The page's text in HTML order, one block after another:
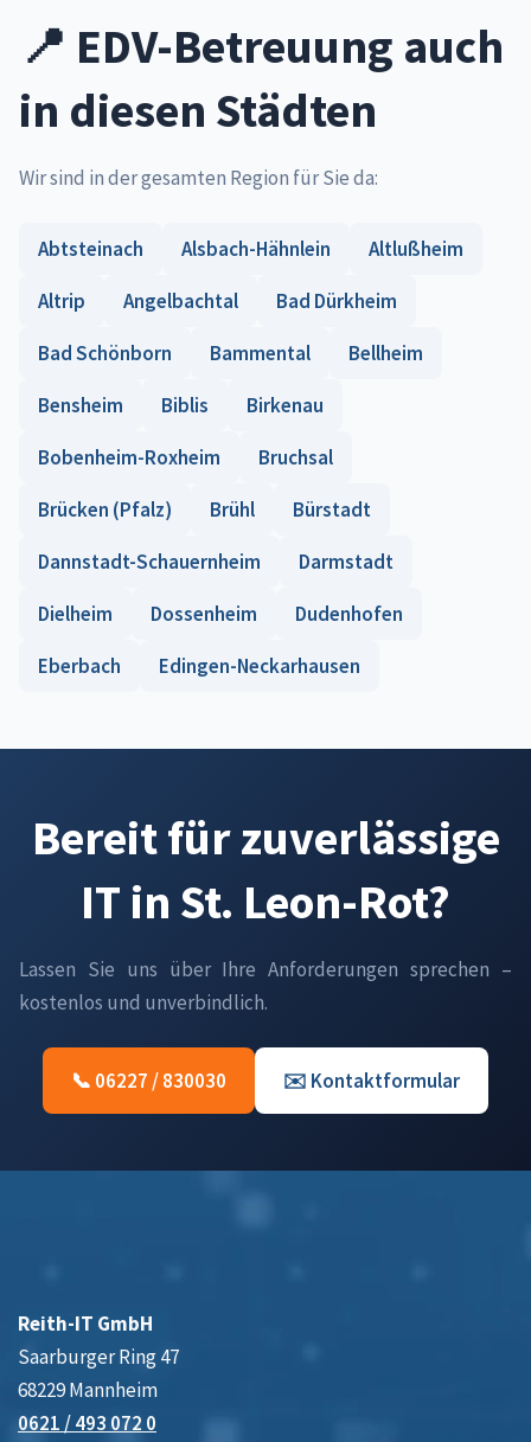
📍 EDV-Betreuung auch
in diesen Städten
Wir sind in der gesamten Region für Sie da:
Abtsteinach Alsbach-Hähnlein
Altlußheim
Altrip
Angelbachtal
Bad Dürkheim
Bad Schönborn
Bammental
Bellheim
Bensheim
Biblis
Birkenau
Bobenheim-Roxheim
Bruchsal
Brücken (Pfalz)
Brühl
Bürstadt
Dannstadt-Schauernheim
Darmstadt
Dielheim
Dossenheim
Dudenhofen
Eberbach
Edingen-Neckarhausen
Bereit für zuverlässige
IT in St. Leon-Rot?
Lassen Sie uns über Ihre Anforderungen sprechen –
kostenlos und unverbindlich.
📞 06227 / 830030 ✉️ Kontaktformular
Reith-IT GmbH
Saarburger Ring 47
68229 Mannheim
0621 / 493 072 0